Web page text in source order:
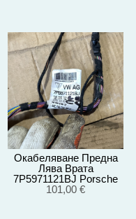
Окабеляване Предна
Лява Врата
7P5971121BJ Porsche
Cayenne 3.0D
101,00 €